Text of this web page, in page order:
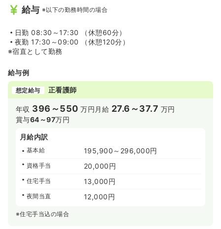
給与 ※以下の勤務時間の場合
日勤 08:30～17:30 （休憩60分）
夜勤 17:30～09:00 （休憩120分）
※宿直として勤務
給与例
想定給与 正看護師
年収 396～550 万円 月給 27.6～37.7 万円
賞与64～97万円
月給内訳
基本給 195,900～296,000円
資格手当 20,000円
住宅手当 13,000円
夜間当直 12,000円
※住宅手当込の場合